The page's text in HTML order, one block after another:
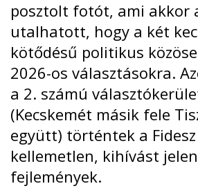
posztolt fotót, ami akkor
utalhatott, hogy a két
kötődésű politikus
2026-os választásokra.
a 2. számú
(Kecskemét másik fele
együtt) történtek a
kellemetlen, kihívást
fejlemények.